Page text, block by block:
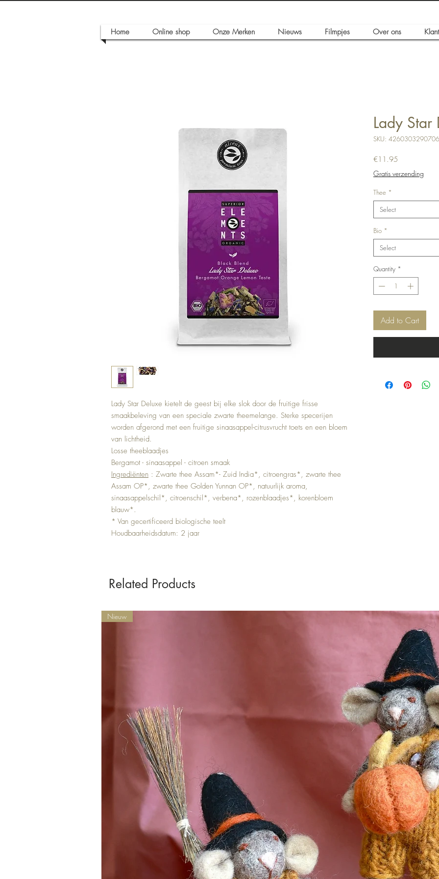
Home
Online shop Onze Merken Nieuws Filmpjes Over ons
Lady Star Deluxe kietelt de geest bij elke slok door de fruitige frisse
smaakbeleving van een speciale zwarte theemelange. Sterke specerijen
worden afgerond met een fruitige sinaasappel-citrusvrucht toets en een bloem
van lichtheid.
Losse theeblaadjes
Bergamot - sinaasappel - citroen smaak
Ingrediënten : Zwarte thee Assam*- Zuid India*, citroengras*, zwarte thee
Assam OP*, zwarte thee Golden Yunnan OP*, natuurlijk aroma,
sinaasappelschil*, citroenschil*, verbena*, rozenblaadjes*, korenbloem
blauw*.
* Van gecertificeerd biologische teelt
Houdbaarheidsdatum: 2 jaar
Lady Star
SKU: 4260303290706
€11.95
Gratis verzending
Thee *
Select
Bio *
Select
Quantity *
Add to Cart
Related Products
Nieuw